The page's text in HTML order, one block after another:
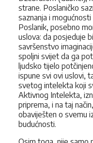
strane. Poslaničko
saznanja i
Poslanik, posebno
uslova: da posjeduje
savršenstvo
spoljni svijet da ga
ljudsko tijelo
ispune svi ovi uslovi,
svetog intelekta koji
Aktivnog Intelekta,
priprema, i na taj
obaviješten o svemu
budućnosti.